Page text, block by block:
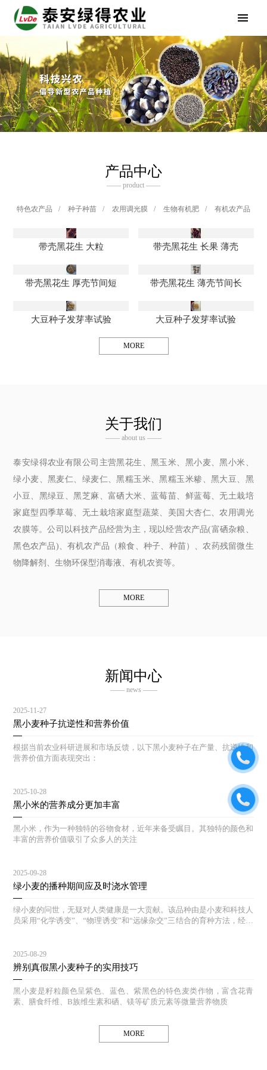
产品中心
—— product ——
特色农产品 / 种子种苗 / 农用调光膜 / 生物有机肥 / 有机农产品
带壳黑花生 大粒 带壳黑花生 长果 薄壳
带壳黑花生 厚壳节间短 带壳黑花生 薄壳节间长
大豆种子发芽率试验 大豆种子发芽率试验
MORE
关于我们
—— about us ——
泰安绿得农业有限公司主营黑花生、黑玉米、黑小麦、黑小米、
绿小麦、黑麦仁、绿麦仁、黑糯玉米、黑糯玉米糁、黑大豆、黑
小豆、黑绿豆、黑芝麻、富硒大米、蓝莓苗、鲜蓝莓、无土栽培
家庭型四季草莓、无土栽培家庭型蔬菜、美国大杏仁、农用调光
农膜等。公司以科技产品经营为主，现以经营农产品(富硒杂粮、
黑色农产品)、有机农产品（粮食、种子、种苗）、农药残留微生
物降解剂、生物环保型消毒液、有机农资等。
MORE
新闻中心
—— news ——
2025-11-27
黑小麦种子抗逆性和营养价值
根据当前农业科研进展和市场反馈，以下黑小麦种子在产量、抗逆性和
营养价值方面表现突出：
2025-10-28
黑小米的营养成分更加丰富
黑小米，作为一种独特的谷物食材，近年来备受瞩目。其独特的颜色和
丰富的营养价值吸引了众多人的关注
2025-09-28
绿小麦的播种期间应及时浇水管理
绿小麦的问世，无疑对人类健康是一大贡献。该品种由是小麦和科技人
员采用“化学诱变”、“物理诱变”和“远缘杂交”三结合的育种方法，经过
2025-08-29
辨别真假黑小麦种子的实用技巧
黑小麦是籽粒颜色呈紫色、蓝色、紫黑色的特色麦类作物，富含花青
素、膳食纤维、B族维生素和硒、镁等矿质元素等微量营养物质
MORE